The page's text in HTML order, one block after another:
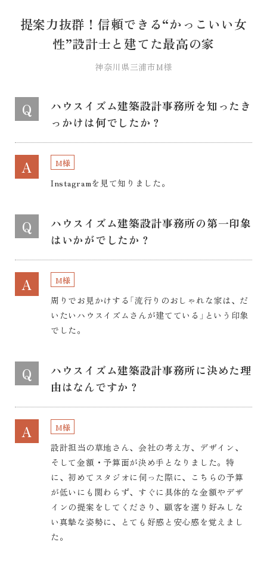
提案力抜群！信頼できる“かっこいい女
性”設計士と建てた最高の家
神奈川県三浦市M様
Q
ハウスイズム建築設計事務所を知ったき
っかけは何でしたか？
A M様
Instagramを見て知りました。
Q
ハウスイズム建築設計事務所の第一印象
はいかがでしたか？
A M様
周りでお見かけする「流行りのおしゃれな家は、だ
いたいハウスイズムさんが建てている」という印象
でした。
Q
ハウスイズム建築設計事務所に決めた理
由はなんですか？
A M様
設計担当の草地さん、会社の考え方、デザイン、
そして金額・予算面が決め手となりました。特
に、初めてスタジオに伺った際に、こちらの予算
が低いにも関わらず、すぐに具体的な金額やデザ
インの提案をしてくださり、顧客を選り好みしな
い真摯な姿勢に、とても好感と安心感を覚えまし
た。